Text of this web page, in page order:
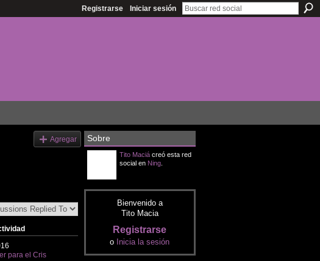
Registrarse Iniciar sesión
Agregar
para el Cris
Sobre
Tito Maciácreó esta red
social en Ning.
Bienvenido a
Tito Macia
Registrarse
o Inicia la sesión